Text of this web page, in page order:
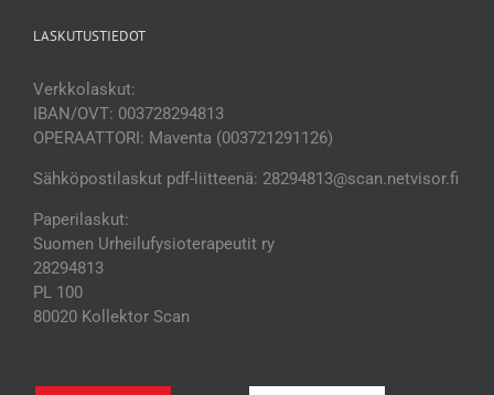
LASKUTUSTIEDOT
Verkkolaskut:
IBAN/OVT: 003728294813
OPERAATTORI: Maventa (003721291126)
Sähköpostilaskut pdf-liitteenä: 28294813@scan.netvisor.fi
Paperilaskut:
Suomen Urheilufysioterapeutit ry
28294813
PL 100
80020 Kollektor Scan